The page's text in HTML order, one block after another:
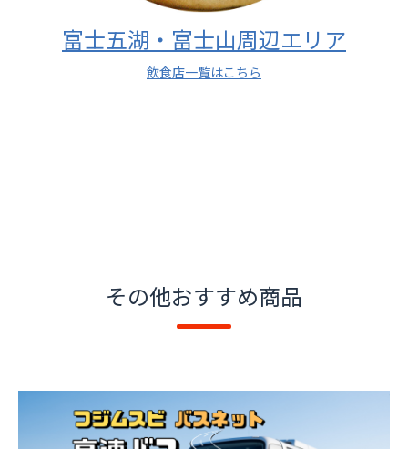
富士五湖・富士山周辺エリア
飲食店一覧はこちら
その他おすすめ商品